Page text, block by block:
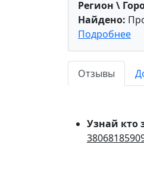
Регион \
Найдено:
Подробнее
Отзывы
Узнай кто